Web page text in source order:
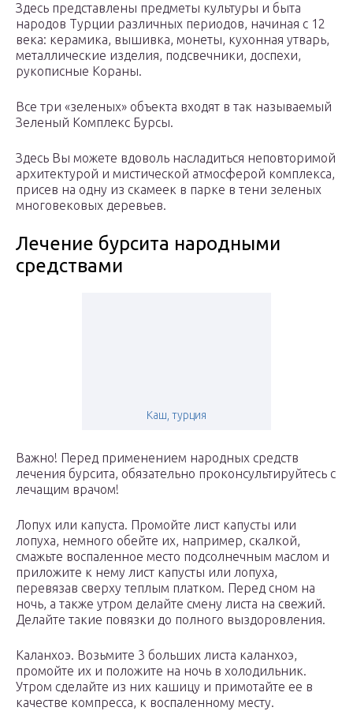
Здесь представлены предметы культуры и быта
народов Турции различных периодов, начиная с 12
века: керамика, вышивка, монеты, кухонная утварь,
металлические изделия, подсвечники, доспехи,
рукописные Кораны.
Все три «зеленых» объекта входят в так называемый
Зеленый Комплекс Бурсы.
Здесь Вы можете вдоволь насладиться неповторимой
архитектурой и мистической атмосферой комплекса,
присев на одну из скамеек в парке в тени зеленых
многовековых деревьев.
Лечение бурсита народными
средствами
Каш, турция
Важно! Перед применением народных средств
лечения бурсита, обязательно проконсультируйтесь с
лечащим врачом!
Лопух или капуста. Промойте лист капусты или
лопуха, немного обейте их, например, скалкой,
смажьте воспаленное место подсолнечным маслом и
приложите к нему лист капусты или лопуха,
перевязав сверху теплым платком. Перед сном на
ночь, а также утром делайте смену листа на свежий.
Делайте такие повязки до полного выздоровления.
Каланхоэ. Возьмите 3 больших листа каланхоэ,
промойте их и положите на ночь в холодильник.
Утром сделайте из них кашицу и примотайте ее в
качестве компресса, к воспаленному месту.